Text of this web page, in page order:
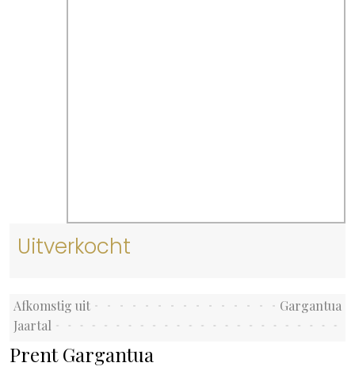
Uitverkocht
Afkomstig uit
Gargantua
Jaartal
Prent Gargantua